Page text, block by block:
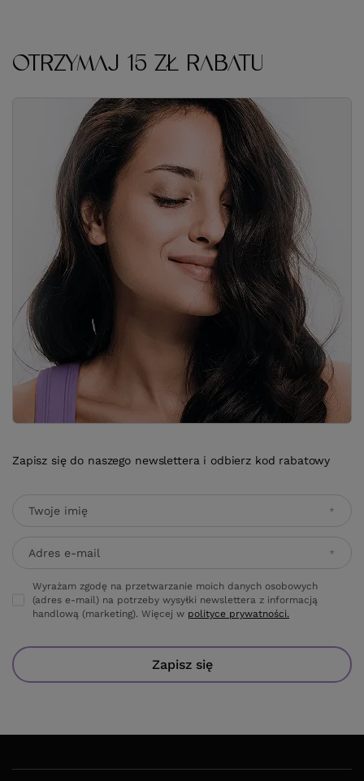
OTRZYMAJ 15 ZŁ RABATU
Zapisz się do naszego newslettera i odbierz kod rabatowy
Twoje imię
Adres e-mail
Wyrażam zgodę na przetwarzanie moich danych osobowych
(adres e-mail) na potrzeby wysyłki newslettera z informacją
handlową (marketing). Więcej w polityce prywatności.
Zapisz się